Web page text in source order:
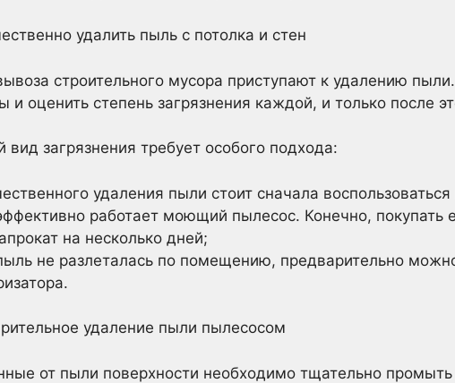
удалить пыль с потолка и стен
строительного мусора приступают к удалению
и оценить степень загрязнения каждой, и только после
загрязнения требует особого подхода:
удаления пыли стоит сначала
работает моющий пылесос. Конечно, покупать
на несколько дней;
не разлеталась по помещению, предварительно
удаление пыли пылесосом
от пыли поверхности необходимо тщательно